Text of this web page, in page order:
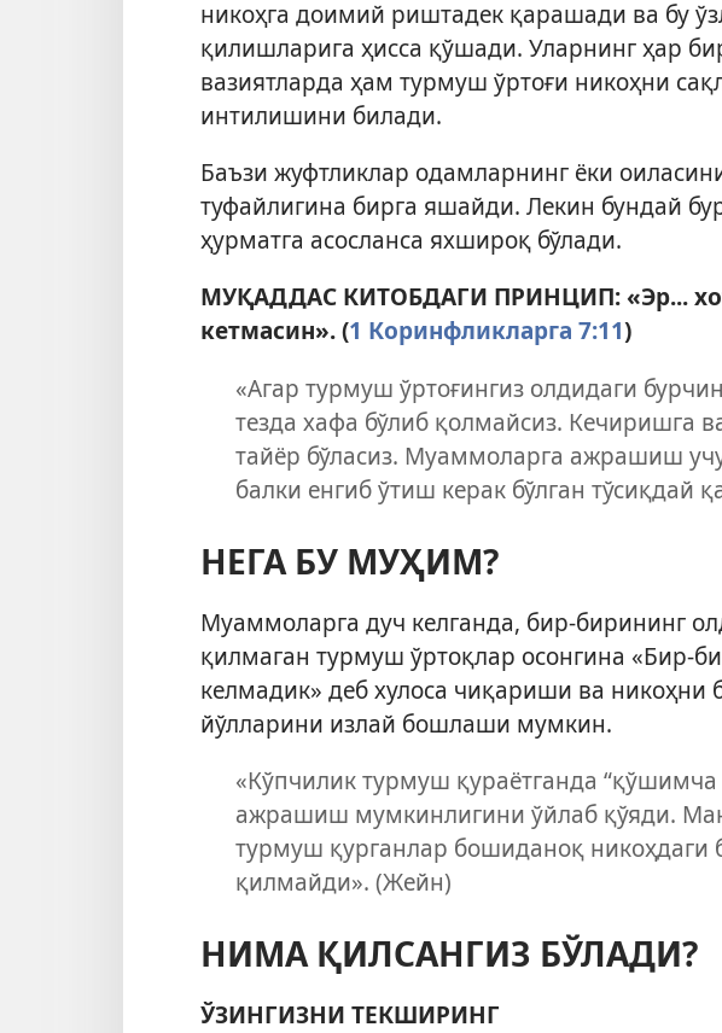
никоҳга доимий риштадек қарашади ва бу
қилишларига ҳисса қўшади. Уларнинг ҳар
вазиятларда ҳам турмуш ўртоғи никоҳни
интилишини билади.
Баъзи жуфтликлар одамларнинг ёки
туфайлигина бирга яшайди. Лекин бундай
ҳурматга асосланса яхшироқ бўлади.
МУҚАДДАС КИТОБДАГИ ПРИНЦИП: «Эр...
кетмасин». (1 Коринфликларга 7:11)
«Агар турмуш ўртоғингиз олдидаги
тезда хафа бўлиб қолмайсиз. Кечиришга
тайёр бўласиз. Муаммоларга ажрашиш
балки енгиб ўтиш керак бўлган тўсиқдай
НЕГА БУ МУҲИМ?
Муаммоларга дуч келганда, бир-бирининг
қилмаган турмуш ўртоқлар осонгина «Бир-
келмадик» деб хулоса чиқариши ва никоҳни
йўлларини излай бошлаши мумкин.
«Кўпчилик турмуш қураётганда
ажрашиш мумкинлигини ўйлаб қўяди.
турмуш қурганлар бошиданоқ никоҳдаги
қилмайди». (Жейн)
НИМА ҚИЛСАНГИЗ БЎЛАДИ?
ЎЗИНГИЗНИ ТЕКШИРИНГ